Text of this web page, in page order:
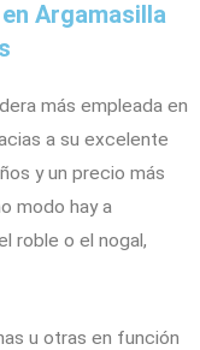
Argamasilla
más empleada en
a su excelente
y un precio más
modo hay a
roble o el nogal,
u otras en función